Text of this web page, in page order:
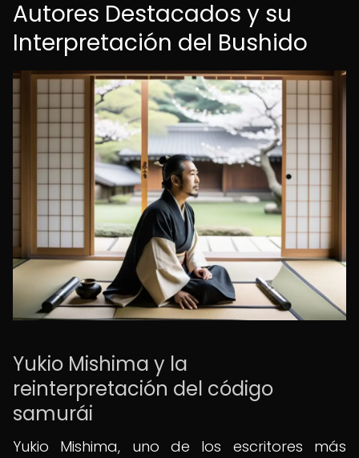
Autores Destacados y su
Interpretación del Bushido
Yukio Mishima y la
reinterpretación del código
samurái
Yukio Mishima, uno de los escritores más